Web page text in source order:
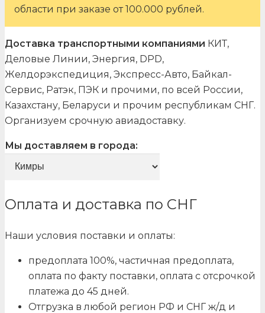
области при заказе от 100.000 рублей.
Доставка транспортными компаниями КИТ,
Деловые Линии, Энергия, DPD,
Желдорэкспедиция, Экспресс-Авто, Байкал-
Сервис, Ратэк, ПЭК и прочими, по всей России,
Казахстану, Беларуси и прочим республикам СНГ.
Организуем срочную авиадоставку.
Мы доставляем в города:
Оплата и доставка по СНГ
Наши условия поставки и оплаты:
предоплата 100%, частичная предоплата,
оплата по факту поставки, оплата с отсрочкой
платежа до 45 дней.
Отгрузка в любой регион РФ и СНГ ж/д и